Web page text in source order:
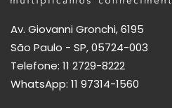
Av. Giovanni Gronchi, 6195
São Paulo - SP, 05724-003
Telefone: 11 2729-8222
WhatsApp: 11 97314-1560